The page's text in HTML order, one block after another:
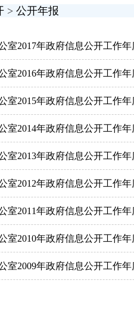
> 公开年报
室2017年政府信息公开工作
室2016年政府信息公开工作
室2015年政府信息公开工作
室2014年政府信息公开工作
室2013年政府信息公开工作
室2012年政府信息公开工作
室2011年政府信息公开工作
室2010年政府信息公开工作
室2009年政府信息公开工作